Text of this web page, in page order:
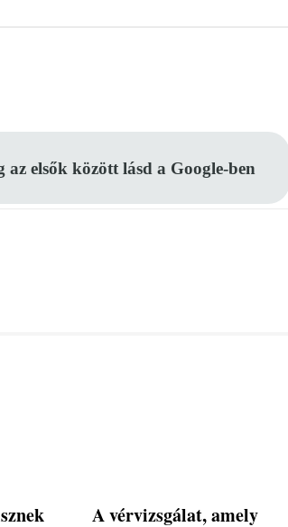
elsők között lásd a Google-ben
A vérvizsgálat, amely